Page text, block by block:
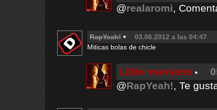
@realaromi,
RapYeah!
03.06.2012 a las 04:47
Miticas bolas de chicle
Little monsters
@RapYeah!, Te